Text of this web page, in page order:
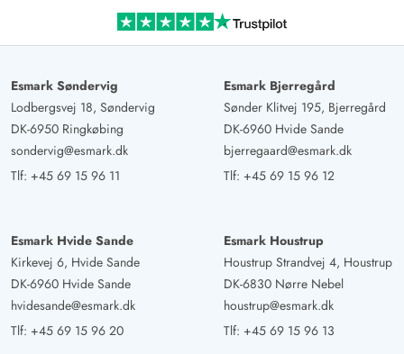
Esmark Søndervig
Lodbergsvej 18, Søndervig
DK-6950 Ringkøbing
sondervig@esmark.dk
Tlf: +45 69 15 96 11
Esmark Bjerregård
Sønder Klitvej 195, Bjerregård
DK-6960 Hvide Sande
bjerregaard@esmark.dk
Tlf: +45 69 15 96 12
Esmark Hvide Sande
Kirkevej 6, Hvide Sande
DK-6960 Hvide Sande
hvidesande@esmark.dk
Tlf: +45 69 15 96 20
Esmark Houstrup
Houstrup Strandvej 4, Houstrup
DK-6830 Nørre Nebel
houstrup@esmark.dk
Tlf: +45 69 15 96 13